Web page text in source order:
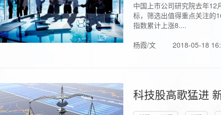
中国上市公司研究院去年
标，筛选出值得重点关注的
指数累计上涨8....
杨霞/文
2018-05-18
科技股高歌猛进